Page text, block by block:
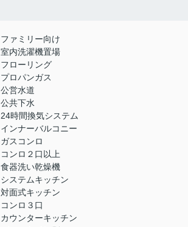
ファミリー向け
室内洗濯機置場
フローリング
プロパンガス
公営水道
公共下水
24時間換気システム
インナーバルコニー
ガスコンロ
コンロ２口以上
食器洗い乾燥機
システムキッチン
対面式キッチン
コンロ３口
カウンターキッチン